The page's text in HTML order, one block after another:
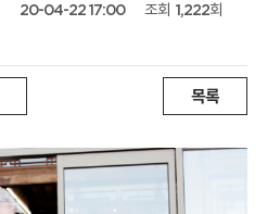
20-04-22 17:00 조회 1,222회
목록